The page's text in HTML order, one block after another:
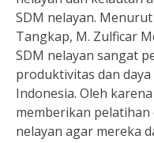
SDM nelayan.
Tangkap, M. Zulficar
SDM nelayan sangat
produktivitas dan
Indonesia. Oleh
memberikan
nelayan agar mereka